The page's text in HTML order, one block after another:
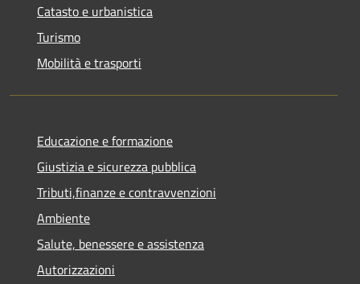
Catasto e urbanistica
Turismo
Mobilità e trasporti
Educazione e formazione
Giustizia e sicurezza pubblica
Tributi,finanze e contravvenzioni
Ambiente
Salute, benessere e assistenza
Autorizzazioni